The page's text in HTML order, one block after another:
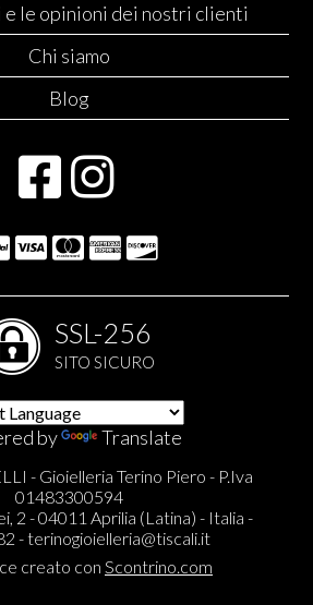
e le opinioni dei nostri clienti
Chi siamo
Blog
SSL-256
SITO SICURO
by Translate
- Gioielleria Terino Piero - P.Iva
01483300594
2 - 04011 Aprilia (Latina) - Italia -
-terinogioielleria@tiscali.it
creato con Scontrino.com